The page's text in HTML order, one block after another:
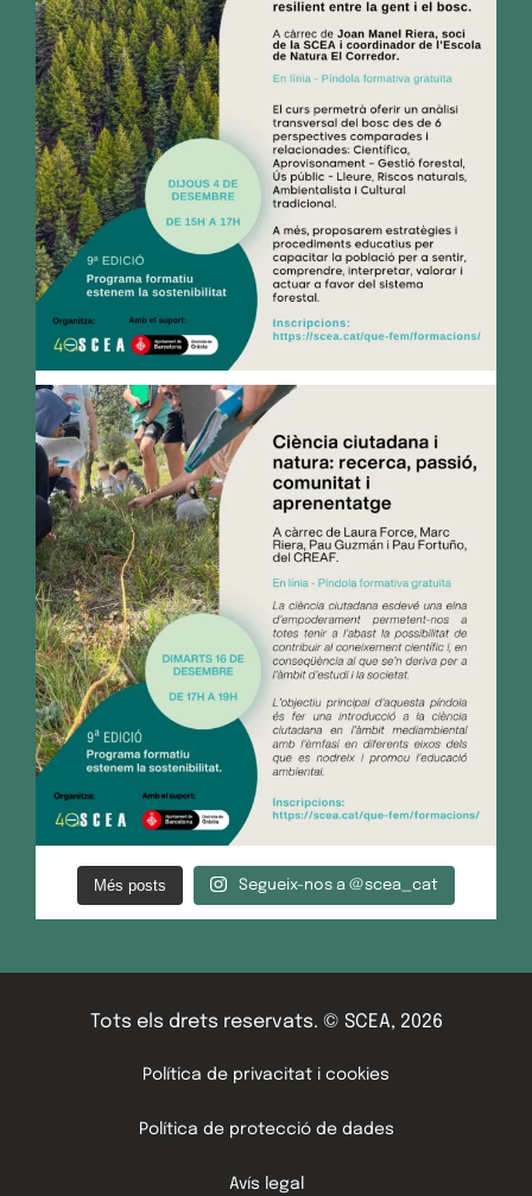
Més posts Segueix-nos a @scea_cat
Tots els drets reservats. © SCEA, 2026
Política de privacitat i cookies
Política de protecció de dades
Avís legal